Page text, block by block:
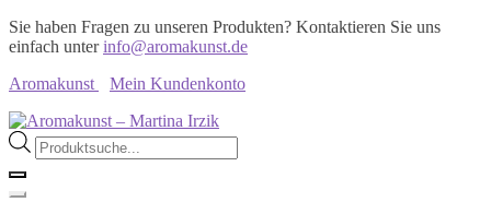
Sie haben Fragen zu unseren Produkten? Kontaktieren Sie uns
einfach unterinfo@aromakunst.de
Aromakunst
Mein Kundenkonto
Zur
Navigation
springen
Zum
Inhalt
springen
Products
search